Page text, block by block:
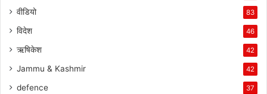
वीडियो 83
विदेश 46
ऋषिकेश 42
Jammu & Kashmir 42
defence 37